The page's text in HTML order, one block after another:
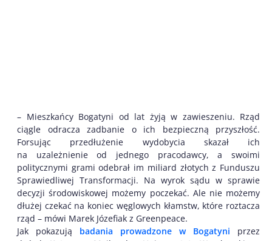
– Mieszkańcy Bogatyni od lat żyją w zawieszeniu. Rząd
ciągle odracza zadbanie o ich bezpieczną przyszłość.
Forsując przedłużenie wydobycia skazał ich
na uzależnienie od jednego pracodawcy, a swoimi
politycznymi grami odebrał im miliard złotych z Funduszu
Sprawiedliwej Transformacji. Na wyrok sądu w sprawie
decyzji środowiskowej możemy poczekać. Ale nie możemy
dłużej czekać na koniec węglowych kłamstw, które roztacza
rząd – mówi Marek Józefiak z Greenpeace.
Jak pokazują badania prowadzone w Bogatyni przez